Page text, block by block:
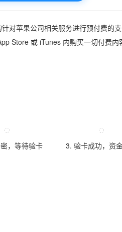
对苹果公司相关服务进行预付费的
Store 或 iTunes 内购买一切付费
，等待验卡 3. 验卡成功，资